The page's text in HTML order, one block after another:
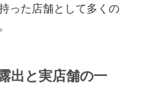
った店舗として多くの
出と実店舗の一